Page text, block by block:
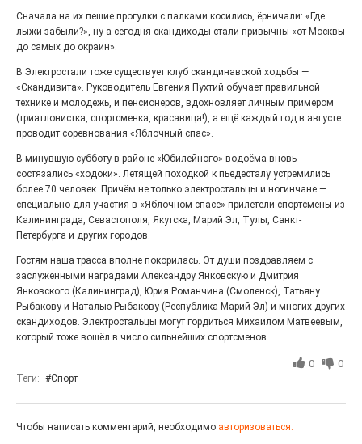
Выставка «Палитра героизма» — новый масштабный
проект, на который электростальцев приглашает к
себе Выставочный зал им. Олега Коняшина.
«Районы-кварталы»
путешествуют по городу
27.07.2026 0
Радость в квадрате! На этой неделе электростальцев
дважды порадует проект «Районы-кварталы».
Сначала на их пешие прогулки с палками косились, ёрничали: «Где
лыжи забыли?», ну а сегодня скандиходы стали привычны «от Москвы
до самых до окраин».
В Электростали тоже существует клуб скандинавской ходьбы —
«Скандивита». Руководитель Евгения Пухтий обучает правильной
технике и молодёжь, и пенсионеров, вдохновляет личным примером
(триатлонистка, спортсменка, красавица!), а ещё каждый год в августе
проводит соревнования «Яблочный спас».
В минувшую субботу в районе «Юбилейного» водоёма вновь
состязались «ходоки». Летящей походкой к пьедесталу устремились
более 70 человек. Причём не только электростальцы и ногинчане —
специально для участия в «Яблочном спасе» прилетели спортсмены из
Калининграда, Севастополя, Якутска, Марий Эл, Тулы, Санкт-
Петербурга и других городов.
Гостям наша трасса вполне покорилась. От души поздравляем с
заслуженными наградами Александру Янковскую и Дмитрия
Янковского (Калининград), Юрия Романчина (Смоленск), Татьяну
Рыбакову и Наталью Рыбакову (Республика Марий Эл) и многих других
скандиходов. Электростальцы могут гордиться Михаилом Матвеевым,
который тоже вошёл в число сильнейших спортсменов.
0 0
Теги: #Спорт
Чтобы написать комментарий, необходимо авторизоваться.